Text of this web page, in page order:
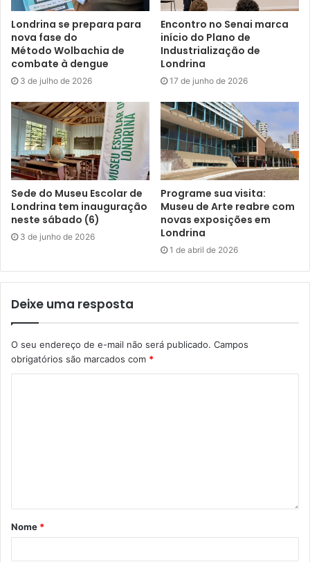
Prestação de Contas
Secretaria de Fazenda
Londrina se prepara para
nova fase do
Método Wolbachia de
combate à dengue
3 de julho de 2026
Encontro no Senai marca
início do Plano de
Industrialização de
Londrina
17 de junho de 2026
Sede do Museu Escolar de
Londrina tem inauguração
neste sábado (6)
3 de junho de 2026
Programe sua visita:
Museu de Arte reabre com
novas exposições em
Londrina
1 de abril de 2026
Deixe uma resposta
O seu endereço de e-mail não será publicado. Campos
obrigatórios são marcados com *
Nome *